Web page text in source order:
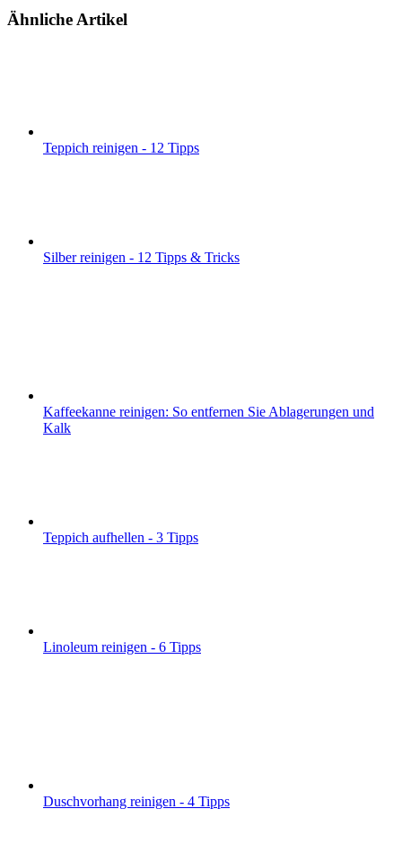
Ähnliche Artikel
Teppich reinigen - 12 Tipps
Silber reinigen - 12 Tipps & Tricks
Kaffeekanne reinigen: So entfernen Sie Ablagerungen und
Kalk
Teppich aufhellen - 3 Tipps
Linoleum reinigen - 6 Tipps
Duschvorhang reinigen - 4 Tipps